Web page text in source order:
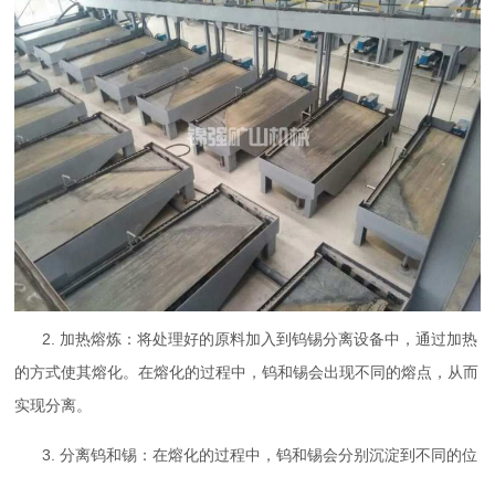
2. 加热熔炼：将处理好的原料加入到钨锡分离设备中，通过加热
的方式使其熔化。在熔化的过程中，钨和锡会出现不同的熔点，从而
实现分离。
3. 分离钨和锡：在熔化的过程中，钨和锡会分别沉淀到不同的位